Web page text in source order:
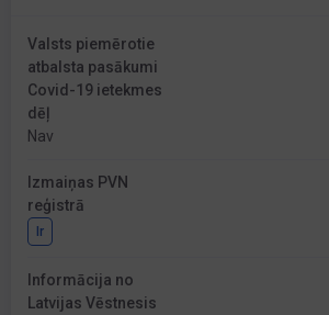
Valsts piemērotie
atbalsta pasākumi
Covid-19 ietekmes
dēļ
Nav
Izmaiņas PVN
reģistrā
Ir
Informācija no
Latvijas Vēstnesis